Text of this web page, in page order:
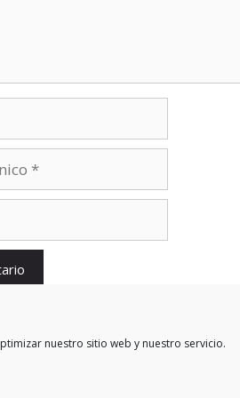
nuestro sitio web y nuestro servicio.